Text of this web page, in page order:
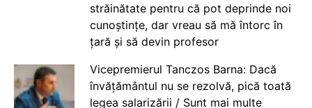
străinătate pentru că pot deprinde noi
cunoștințe, dar vreau să mă întorc în
țară și să devin profesor
Vicepremierul Tanczos Barna: Dacă
învățământul nu se rezolvă, pică toată
legea salarizării / Sunt mai multe